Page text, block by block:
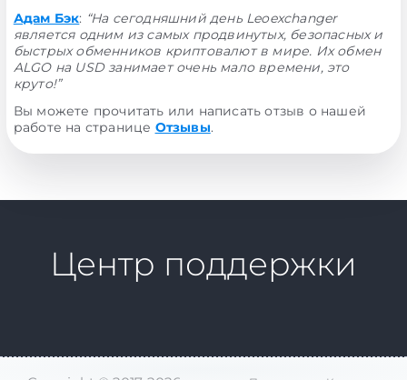
Адам Бэк: “На сегодняшний день Leoexchanger
является одним из самых продвинутых, безопасных и
быстрых обменников криптовалют в мире. Их обмен
ALGO на USD занимает очень мало времени, это
круто!”
Вы можете прочитать или написать отзыв о нашей
работе на странице Отзывы.
Центр поддержки